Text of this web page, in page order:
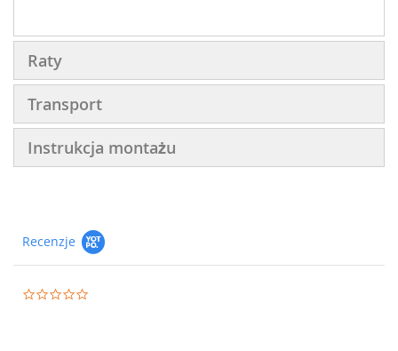
Raty
Transport
Instrukcja montażu
Recenzje